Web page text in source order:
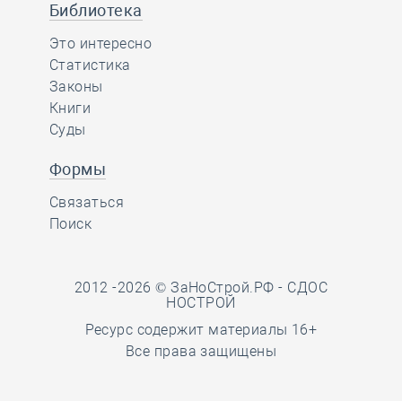
Библиотека
Это интересно
Статистика
Законы
Книги
Суды
Формы
Связаться
Поиск
2012 -2026 © ЗаНоСтрой.РФ - СДОС
НОСТРОЙ
Ресурс содержит материалы 16+
Все права защищены